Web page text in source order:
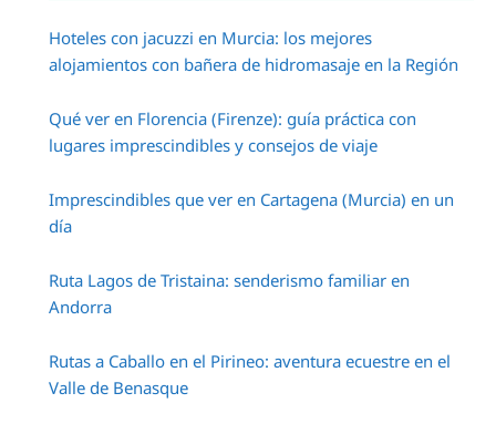
Hoteles con jacuzzi en Murcia: los mejores
alojamientos con bañera de hidromasaje en la Región
Qué ver en Florencia (Firenze): guía práctica con
lugares imprescindibles y consejos de viaje
Imprescindibles que ver en Cartagena (Murcia) en un
día
Ruta Lagos de Tristaina: senderismo familiar en
Andorra
Rutas a Caballo en el Pirineo: aventura ecuestre en el
Valle de Benasque